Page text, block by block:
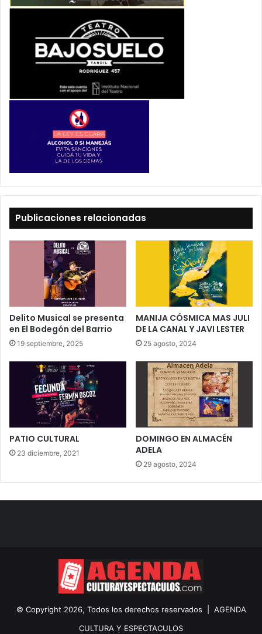
Publicaciones relacionadas
Delito Musical se presenta
en El Bodegón del Barrio
19 septiembre, 2025
MANIJA CÓSMICA MAS JULI
DE LA CANAL Y JAVI LESTER
25 agosto, 2024
PATIO CULTURAL
23 diciembre, 2021
DOMINGO EN ALMACÉN
ADELA
29 agosto, 2024
© Copyright 2026, Todos los derechos reservados | AGENDA
CULTURA Y ESPECTACULOS